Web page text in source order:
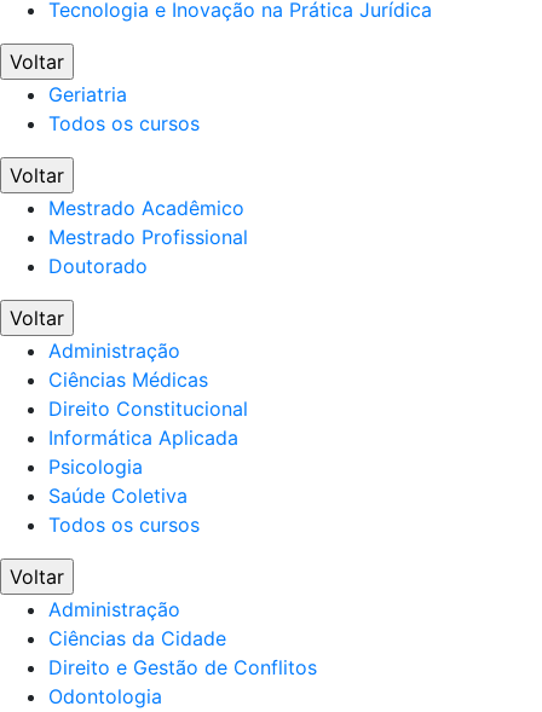
Tecnologia e Inovação na Prática Jurídica
Voltar
Geriatria
Todos os cursos
Voltar
Mestrado Acadêmico
Mestrado Profissional
Doutorado
Voltar
Administração
Ciências Médicas
Direito Constitucional
Informática Aplicada
Psicologia
Saúde Coletiva
Todos os cursos
Voltar
Administração
Ciências da Cidade
Direito e Gestão de Conflitos
Odontologia